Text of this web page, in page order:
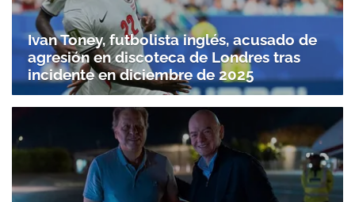
Ivan Toney, futbolista inglés, acusado de
agresión en discoteca de Londres tras
incidente en diciembre de 2025